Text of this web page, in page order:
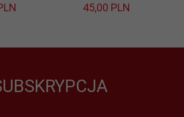
45,00 PLN